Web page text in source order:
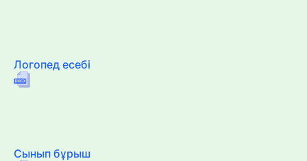
Логопед есебі
Сынып бұрыш